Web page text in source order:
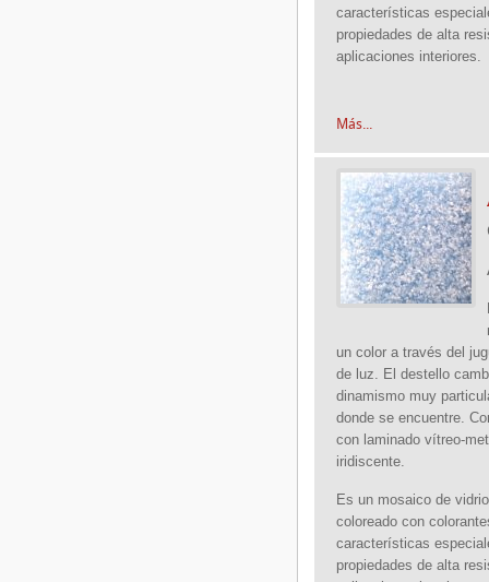
características
propiedades de alta
aplicaciones interiores.
Más...
un color a través del
de luz. El destello
dinamismo muy
donde se encuentre.
con laminado vítreo-
iridiscente.
Es un mosaico de
coloreado con
características
propiedades de alta